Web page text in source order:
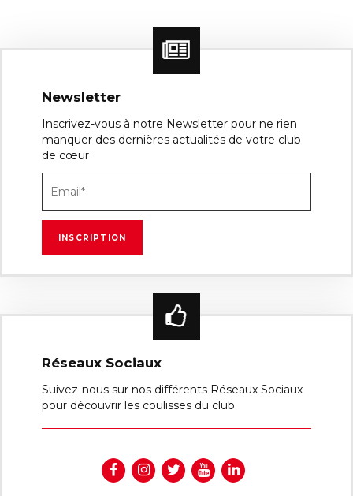
Newsletter
Inscrivez-vous à notre Newsletter pour ne rien
manquer des dernières actualités de votre club
de cœur
Réseaux Sociaux
Suivez-nous sur nos différents Réseaux Sociaux
pour découvrir les coulisses du club